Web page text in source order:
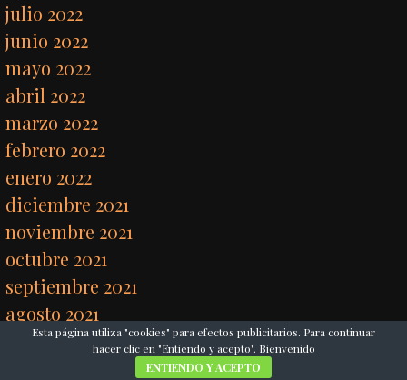
julio 2022
junio 2022
mayo 2022
abril 2022
marzo 2022
febrero 2022
enero 2022
diciembre 2021
noviembre 2021
octubre 2021
septiembre 2021
agosto 2021
junio 2021
Esta página utiliza "cookies" para efectos publicitarios. Para continuar
hacer clic en "Entiendo y acepto". Bienvenido
ENTIENDO Y ACEPTO